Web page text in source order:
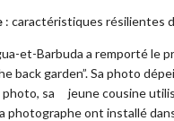
: caractéristiques résilientes
et-Barbuda a remporté le
back garden”. Sa photo
photo, sa jeune cousine
photographe ont installé